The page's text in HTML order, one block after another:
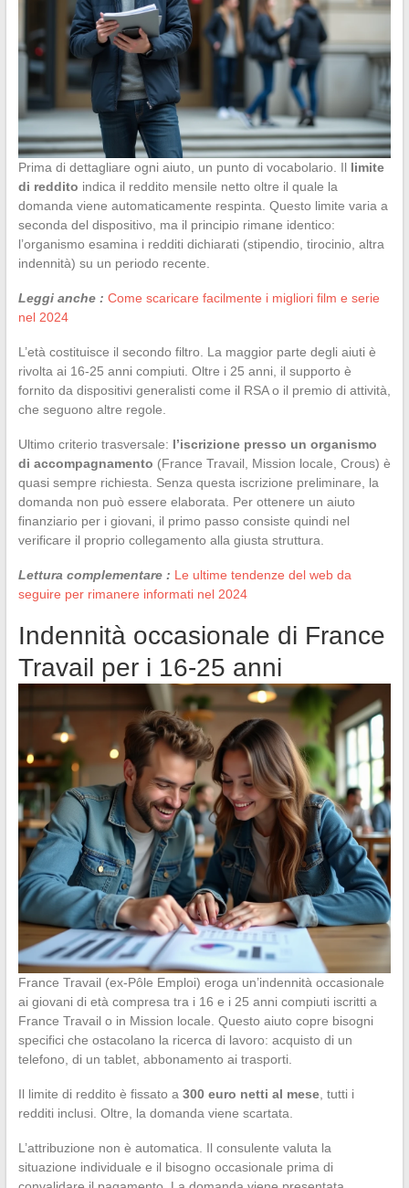
Prima di dettagliare ogni aiuto, un punto di vocabolario. Il limite
di reddito indica il reddito mensile netto oltre il quale la
domanda viene automaticamente respinta. Questo limite varia a
seconda del dispositivo, ma il principio rimane identico:
l’organismo esamina i redditi dichiarati (stipendio, tirocinio, altra
indennità) su un periodo recente.
Leggi anche : Come scaricare facilmente i migliori film e serie
nel 2024
L’età costituisce il secondo filtro. La maggior parte degli aiuti è
rivolta ai 16-25 anni compiuti. Oltre i 25 anni, il supporto è
fornito da dispositivi generalisti come il RSA o il premio di attività,
che seguono altre regole.
Ultimo criterio trasversale: l’iscrizione presso un organismo
di accompagnamento (France Travail, Mission locale, Crous) è
quasi sempre richiesta. Senza questa iscrizione preliminare, la
domanda non può essere elaborata. Per ottenere un aiuto
finanziario per i giovani, il primo passo consiste quindi nel
verificare il proprio collegamento alla giusta struttura.
Lettura complementare : Le ultime tendenze del web da
seguire per rimanere informati nel 2024
Indennità occasionale di France
Travail per i 16-25 anni
France Travail (ex-Pôle Emploi) eroga un’indennità occasionale
ai giovani di età compresa tra i 16 e i 25 anni compiuti iscritti a
France Travail o in Mission locale. Questo aiuto copre bisogni
specifici che ostacolano la ricerca di lavoro: acquisto di un
telefono, di un tablet, abbonamento ai trasporti.
Il limite di reddito è fissato a 300 euro netti al mese, tutti i
redditi inclusi. Oltre, la domanda viene scartata.
L’attribuzione non è automatica. Il consulente valuta la
situazione individuale e il bisogno occasionale prima di